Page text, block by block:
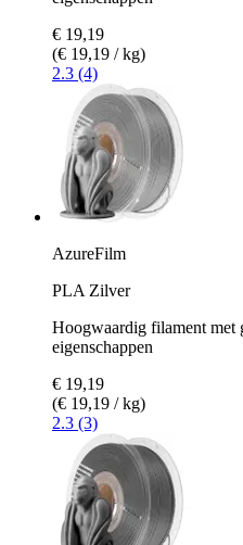
€ 19,19
(€ 19,19 / kg)
2.3 (4)
AzureFilm
PLA Zilver
Hoogwaardig filament met
eigenschappen
€ 19,19
(€ 19,19 / kg)
2.3 (3)